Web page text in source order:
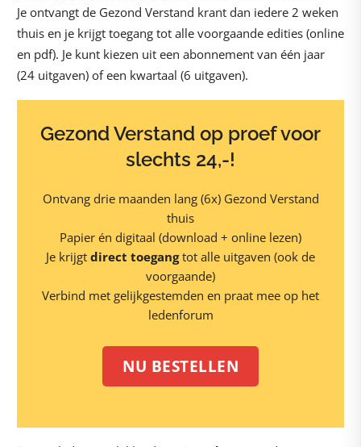
Je ontvangt de Gezond Verstand krant dan iedere 2 weken
thuis en je krijgt toegang tot alle voorgaande edities (online
en pdf). Je kunt kiezen uit een abonnement van één jaar
(24 uitgaven) of een kwartaal (6 uitgaven).
Gezond Verstand op proef voor
slechts 24,-!
Ontvang drie maanden lang (6x) Gezond Verstand
thuis
Papier én digitaal (download + online lezen)
Je krijgt direct toegangtot alle uitgaven (ook de
voorgaande)
Verbind met gelijkgestemden en praat mee op het
ledenforum
NU BESTELLEN